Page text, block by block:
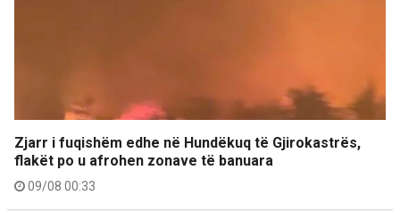
Zjarr i fuqishëm edhe në Hundëkuq të Gjirokastrës,
flakët po u afrohen zonave të banuara
09/08 00:33